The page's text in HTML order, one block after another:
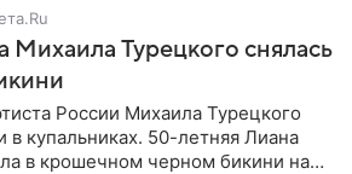
Михаила Турецкого снялась
России Михаила Турецкого
в купальниках. 50-летняя Лиана
в крошечном черном бикини на